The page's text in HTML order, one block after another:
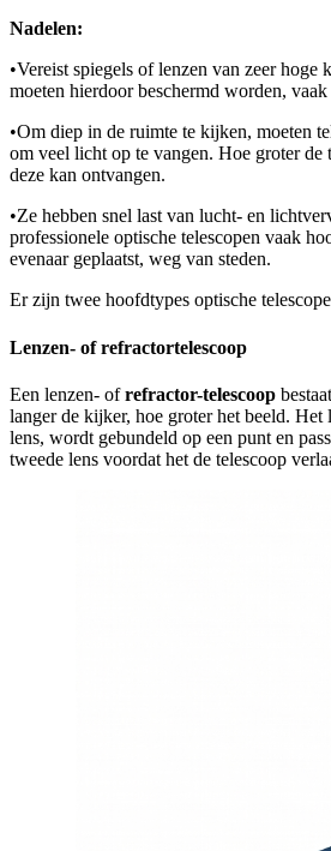
Nadelen:
•Vereist spiegels of lenzen van zeer hoge
moeten hierdoor beschermd worden,
•Om diep in de ruimte te kijken, moeten
om veel licht op te vangen. Hoe groter de
deze kan ontvangen.
•Ze hebben snel last van lucht- en
professionele optische telescopen vaak
evenaar geplaatst, weg van steden.
Er zijn twee hoofdtypes optische
Lenzen- of refractortelescoop
Een lenzen- ofrefractor-telescoop
langer de kijker, hoe groter het beeld. Het
lens, wordt gebundeld op een punt en
tweede lens voordat het de telescoop